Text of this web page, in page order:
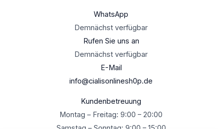
WhatsApp
Demnächst verfügbar
Rufen Sie uns an
Demnächst verfügbar
E-Mail
info@cialisonlinesh0p.de
Kundenbetreuung
Montag – Freitag: 9:00 – 20:00